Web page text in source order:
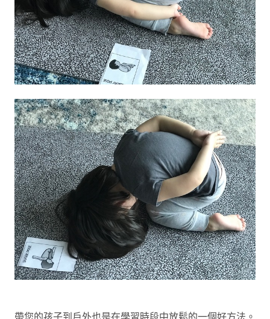
帶您的孩子到戶外也是在學習時段中放鬆的一個好方法。